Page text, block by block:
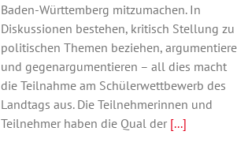
Baden-Württemberg mitzumachen. In
Diskussionen bestehen, kritisch Stellung zu
politischen Themen beziehen,
und gegenargumentieren – all dies macht
die Teilnahme am Schülerwettbewerb des
Landtags aus. Die Teilnehmerinnen und
Teilnehmer haben die Qual der [...]